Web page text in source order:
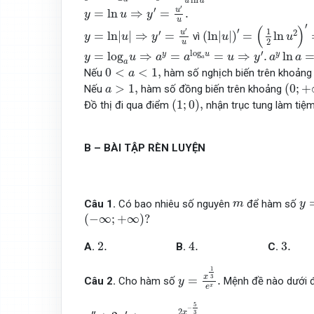
y = lnu ⇒ y′ = u′
u .
y ⇒y u.
y = ln u ⇒ y′ = u′
u
| ⇒ u
vì (ln| u| )′ = ( 1
2 ln u2)′
2ln =12
y = logau ⇒ ay = alogau = u ⇒ y′. ay lna =
log log u=u ⇒ =u′
Nếu 0 < a < 1,
0 <a<1 hàm số nghịch biến trên khoảng
Nếu a > 1,
a >1 hàm số đồng biến trên khoảng (0; +
(0
Đồ thị đi qua điểm (1;0),
(1 0), nhận trục tung làm
B – BÀI TẬP RÈN LUYỆN
Câu 1. Có bao nhiêu số nguyên m
m để hàm số y
(−∞; +∞)?
( ∞ ?
A. 2.
2. B. 4.
4. C. 3.
3.
Câu 2. Cho hàm số y = x
1
3
ex .
e
Mệnh đề nào dưới
− 5
3
x